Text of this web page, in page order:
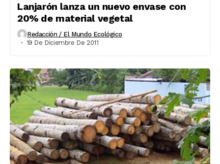
Lanjarón lanza un nuevo envase con
20% de material vegetal
Redacción / El Mundo Ecológico
19 De Diciembre De 2011